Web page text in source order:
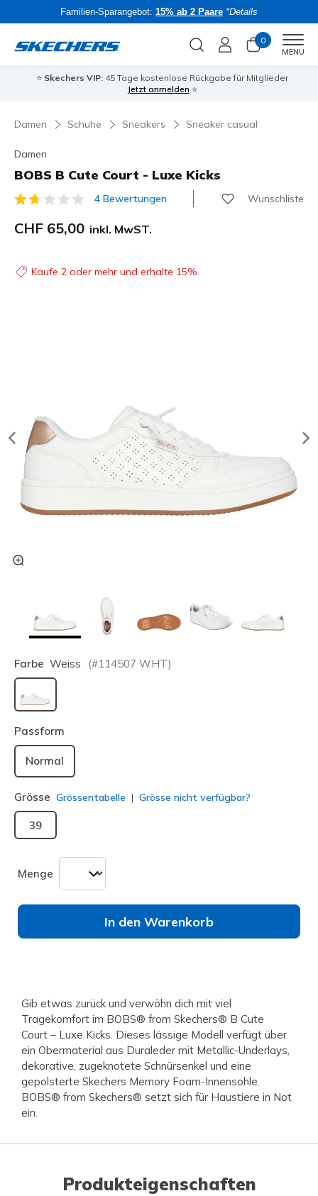
Familien-Sparangebot: 15% ab 2 Paare *Details
0
MENU
⭐Skechers VIP:45 Tage kostenlose Rückgabe für Mitglieder
Jetzt anmelden⭐
Damen Schuhe Sneakers Sneaker casual
Damen
BOBS B Cute Court - Luxe Kicks
3.3 von 5 Kundenbewertungen
4 Bewertungen Wunschliste
CHF 65,00 inkl. MwST.
Kaufe 2 oder mehr und erhalte 15%.
Farbe Weiss (#114507 WHT)
ausgewählt
Passform
Normal
Grösse Grössentabelle Grösse nicht verfügbar?
39
Menge
In den Warenkorb
Gib etwas zurück und verwöhn dich mit viel
Tragekomfort im BOBS® from Skechers® B Cute
Court – Luxe Kicks. Dieses lässige Modell verfügt über
ein Obermaterial aus Duraleder mit Metallic-Underlays,
dekorative, zugeknotete Schnürsenkel und eine
gepolsterte Skechers Memory Foam-Innensohle.
BOBS® from Skechers® setzt sich für Haustiere in Not
ein.
Produkteigenschaften